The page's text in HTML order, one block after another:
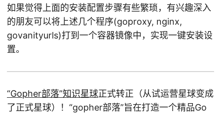
如果觉得上面的安装配置步骤有些繁琐，有兴趣深入
的朋友可以将上述几个程序(goproxy, nginx,
govanityurls)打到一个容器镜像中，实现一键安装设
置。
“Gopher部落”知识星球正式转正（从试运营星球变成
了正式星球）！“gopher部落”旨在打造一个精品Go